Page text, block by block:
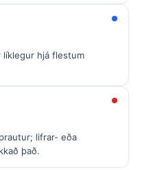
hjá flestum
lifrar- eða
það.